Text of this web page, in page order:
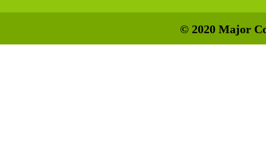
© 2020 Major